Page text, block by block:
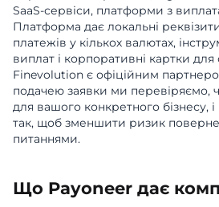
SaaS-сервіси, платформи з
Платформа дає локальні
платежів у кількох валютах,
виплат і корпоративні картки
Finevolution є офіційним
подачею заявки ми перевіряємо,
для вашого конкретного бізнесу,
так, щоб зменшити ризик
питаннями.
Що Payoneer дає